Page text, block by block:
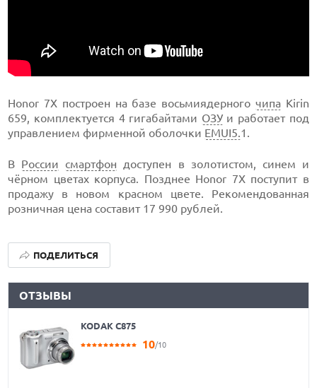
Honor 7X построен на базе восьмиядерного чипа Kirin
659, комплектуется 4 гигабайтами ОЗУи работает под
управлением фирменной оболочки EMUI5.1.
В России смартфон доступен в золотистом, синем и
чёрном цветах корпуса. Позднее Honor 7X поступит в
продажу в новом красном цвете. Рекомендованная
розничная цена составит 17 990 рублей.
ПОДЕЛИТЬСЯ
ОТЗЫВЫ
KODAK C875
10/10